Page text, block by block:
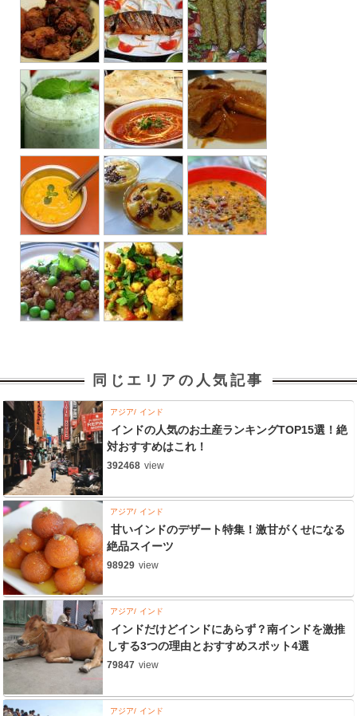
同じエリアの人気記事
アジア インド
インドの人気のお土産ランキングTOP15選！絶
対おすすめはこれ！
392468 view
アジア インド
甘いインドのデザート特集！激甘がくせになる
絶品スイーツ
98929 view
アジア インド
インドだけどインドにあらず？南インドを激推
しする3つの理由とおすすめスポット4選
79847 view
アジア インド